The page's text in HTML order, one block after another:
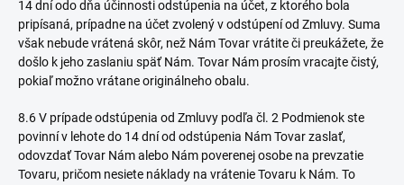
14 dní odo dňa účinnosti odstúpenia na účet, z ktorého bola
pripísaná, prípadne na účet zvolený v odstúpení od Zmluvy. Suma
však nebude vrátená skôr, než Nám Tovar vrátite či preukážete, že
došlo k jeho zaslaniu späť Nám. Tovar Nám prosím vracajte čistý,
pokiaľ možno vrátane originálneho obalu.
8.6 V prípade odstúpenia od Zmluvy podľa čl. 2 Podmienok ste
povinní v lehote do 14 dní od odstúpenia Nám Tovar zaslať,
odovzdať Tovar Nám alebo Nám poverenej osobe na prevzatie
Tovaru, pričom nesiete náklady na vrátenie Tovaru k Nám. To